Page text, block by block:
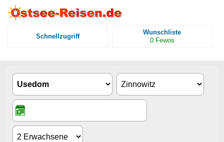
Schnellzugriff
Wunschliste
0 Fewos